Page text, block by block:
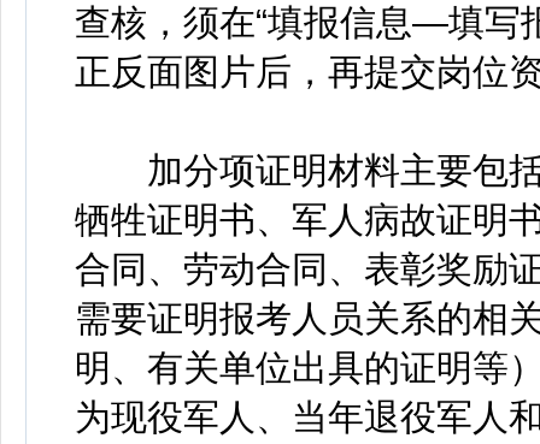
查核，须在“填报信息—填写
正反面图片后，再提交岗位
加分项证明材料主要包括
牺牲证明书、军人病故证明
合同、劳动合同、表彰奖励
需要证明报考人员关系的相
明、有关单位出具的证明等
为现役军人、当年退役军人